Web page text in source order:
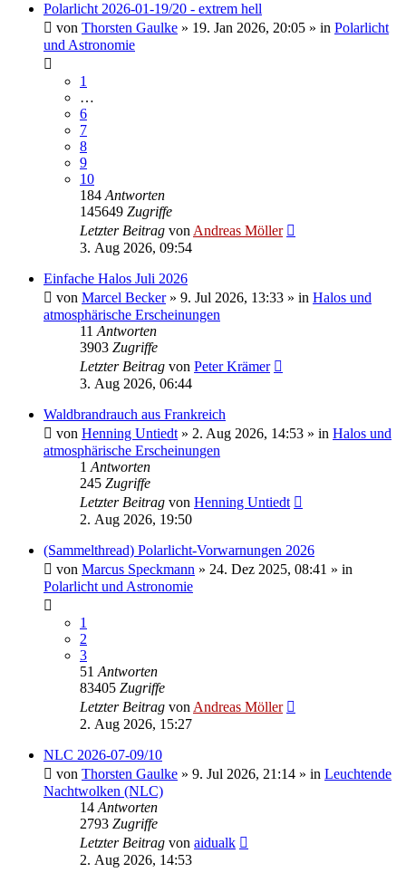
Polarlicht 2026-01-19/20 - extrem hell
von Thorsten Gaulke » 19. Jan 2026, 20:05 » in Polarlicht
und Astronomie
1
…
6
7
8
9
10
184 Antworten
145649 Zugriffe
Letzter Beitrag von Andreas Möller
3. Aug 2026, 09:54
Einfache Halos Juli 2026
von Marcel Becker» 9. Jul 2026, 13:33 » in Halos und
atmosphärische Erscheinungen
11 Antworten
3903 Zugriffe
Letzter Beitrag von Peter Krämer
3. Aug 2026, 06:44
Waldbrandrauch aus Frankreich
von Henning Untiedt » 2. Aug 2026, 14:53 » in Halos und
atmosphärische Erscheinungen
1 Antworten
245 Zugriffe
Letzter Beitrag von Henning Untiedt
2. Aug 2026, 19:50
(Sammelthread) Polarlicht-Vorwarnungen 2026
von Marcus Speckmann » 24. Dez 2025, 08:41 » in
Polarlicht und Astronomie
1
2
3
51 Antworten
83405 Zugriffe
Letzter Beitrag von Andreas Möller
2. Aug 2026, 15:27
NLC 2026-07-09/10
von Thorsten Gaulke » 9. Jul 2026, 21:14 » in Leuchtende
Nachtwolken (NLC)
14 Antworten
2793 Zugriffe
Letzter Beitrag von aidualk
2. Aug 2026, 14:53